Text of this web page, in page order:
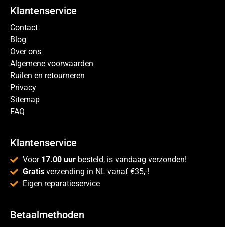
Klantenservice
Contact
Blog
Over ons
Algemene voorwaarden
Ruilen en retourneren
Privacy
Sitemap
FAQ
Klantenservice
Voor 17.00 uur besteld, is vandaag verzonden!
Gratis verzending in NL vanaf €35,-!
Eigen reparatieservice
Betaalmethoden